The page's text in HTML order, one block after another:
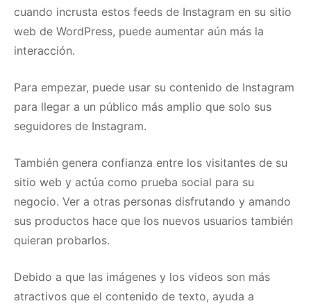
cuando incrusta estos feeds de Instagram en su sitio
web de WordPress, puede aumentar aún más la
interacción.
Para empezar, puede usar su contenido de Instagram
para llegar a un público más amplio que solo sus
seguidores de Instagram.
También genera confianza entre los visitantes de su
sitio web y actúa como prueba social para su
negocio. Ver a otras personas disfrutando y amando
sus productos hace que los nuevos usuarios también
quieran probarlos.
Debido a que las imágenes y los videos son más
atractivos que el contenido de texto, ayuda a